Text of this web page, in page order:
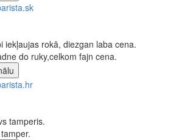
iekļaujas rokā, diezgan laba cena.
do ruky,celkom fajn cena.
tamperis.